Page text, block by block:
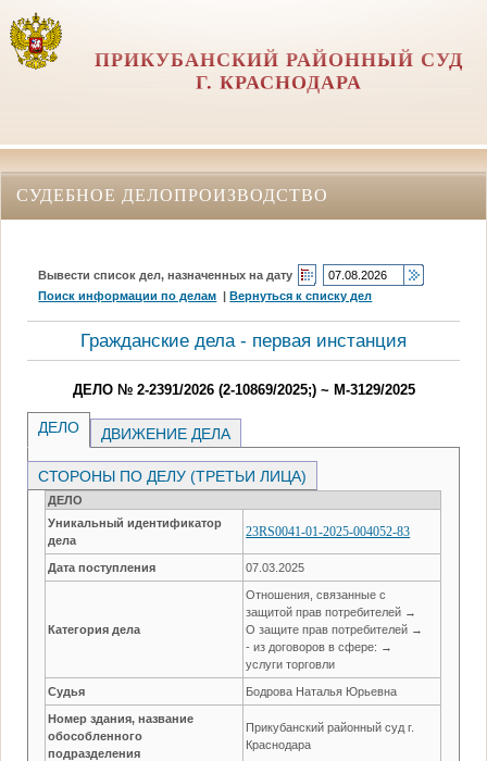
ПРИКУБАНСКИЙ РАЙОННЫЙ СУД
Г. КРАСНОДАРА
СУДЕБНОЕ ДЕЛОПРОИЗВОДСТВО
Вывести список дел, назначенных на дату
Поиск информации по делам |Вернуться к списку дел
Гражданские дела - первая инстанция
ДЕЛО № 2-2391/2026 (2-10869/2025;) ~ М-3129/2025
ДЕЛО ДВИЖЕНИЕ ДЕЛА
СТОРОНЫ ПО ДЕЛУ (ТРЕТЬИ ЛИЦА)
ДЕЛО
Уникальный идентификатор
дела
23RS0041-01-2025-004052-83
Дата поступления 07.03.2025
Категория дела
Отношения, связанные с
защитой прав потребителей →
О защите прав потребителей →
- из договоров в сфере: →
услуги торговли
Судья Бодрова Наталья Юрьевна
Номер здания, название
обособленного
подразделения
Прикубанский районный суд г.
Краснодара